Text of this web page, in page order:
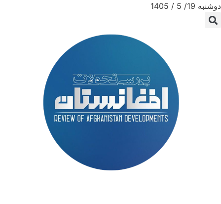
دوشنبه 19/ 5 / 1405